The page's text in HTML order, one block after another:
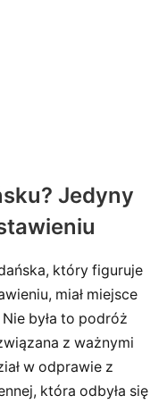
Jedyny
który figuruje
miał miejsce
Nie była to podróż
z ważnymi
w odprawie z
która odbyła się